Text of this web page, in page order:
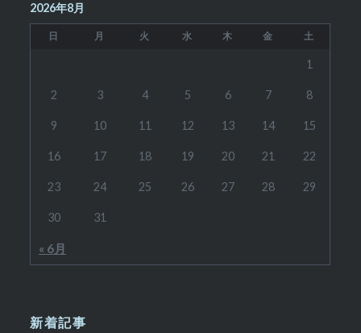
2026年8月
日 月 火 水 木 金 土
« 6月
1
2 3 4 5 6 7 8
9 10 11 12 13 14 15
16 17 18 19 20 21 22
23 24 25 26 27 28 29
30 31
新着記事